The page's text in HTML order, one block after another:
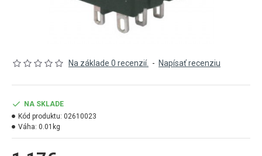
Na základe 0 recenzií. - Napísať recenziu
NA SKLADE
Kód produktu: 02610023
Váha: 0.01kg